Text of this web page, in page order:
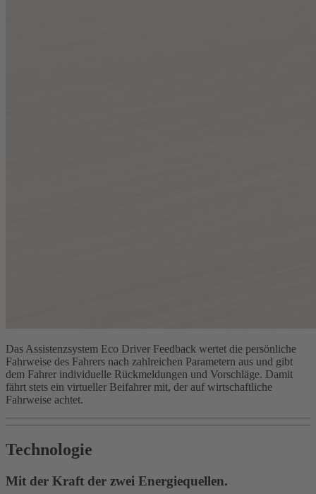
Das Assistenzsystem Eco Driver Feedback wertet die persönliche
Fahrweise des Fahrers nach zahlreichen Parametern aus und gibt
dem Fahrer individuelle Rückmeldungen und Vorschläge. Damit
fährt stets ein virtueller Beifahrer mit, der auf wirtschaftliche
Fahrweise achtet.
Technologie
Mit der Kraft der zwei Energiequellen.